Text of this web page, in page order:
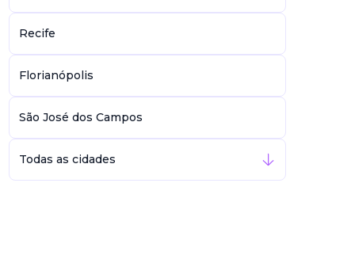
Recife
Florianópolis
São José dos Campos
Todas as cidades